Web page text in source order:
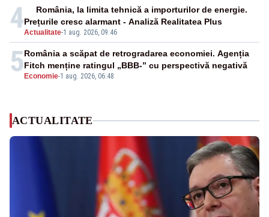
4Actualitate-1 aug. 2026, 09:46
România, la limita tehnică a importurilor de energie.
Prețurile cresc alarmant - Analiză Realitatea Plus
5 Economie-1 aug. 2026, 06:48
România a scăpat de retrogradarea economiei. Agenția
Fitch menține ratingul „BBB-” cu perspectivă negativă
ACTUALITATE